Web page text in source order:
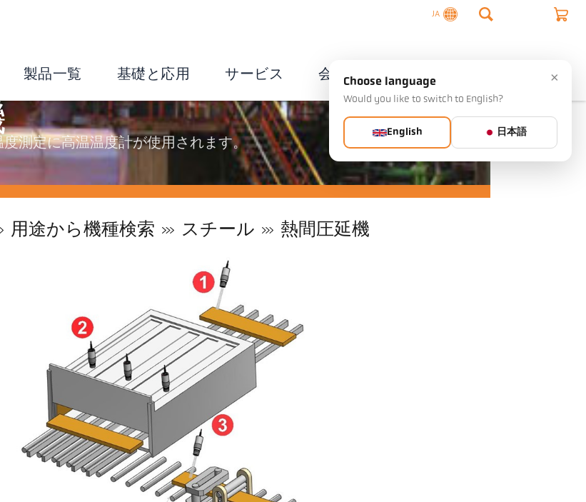
JA
製品一覧 基礎と応用 サービス 会社概要
測定に高温温度計が使用されます。
用途から機種検索 スチール 熱間圧延機
×
Choose language
Would you like to switch to English?
English 日本語